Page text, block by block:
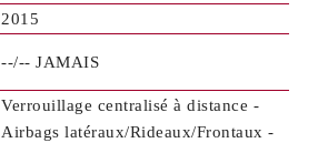
2015
--/-- JAMAIS
Verrouillage centralisé à distance -
Airbags latéraux/Rideaux/Frontaux -